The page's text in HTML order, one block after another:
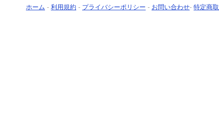
ホーム - 利用規約 - プライバシーポリシー - お問い合わせ- 特定商